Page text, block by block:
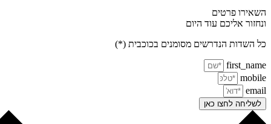
פרטים
אליכם עוד היום
השדות הנדרשים מסומנים בכוכבית (*)
לשליחה לחצו כאן